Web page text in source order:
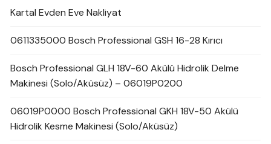
Kartal Evden Eve Nakliyat
0611335000 Bosch Professional GSH 16-28 Kırıcı
Bosch Professional GLH 18V-60 Akülü Hidrolik Delme
Makinesi (Solo/Aküsüz) – 06019P0200
06019P0000 Bosch Professional GKH 18V-50 Akülü
Hidrolik Kesme Makinesi (Solo/Aküsüz)